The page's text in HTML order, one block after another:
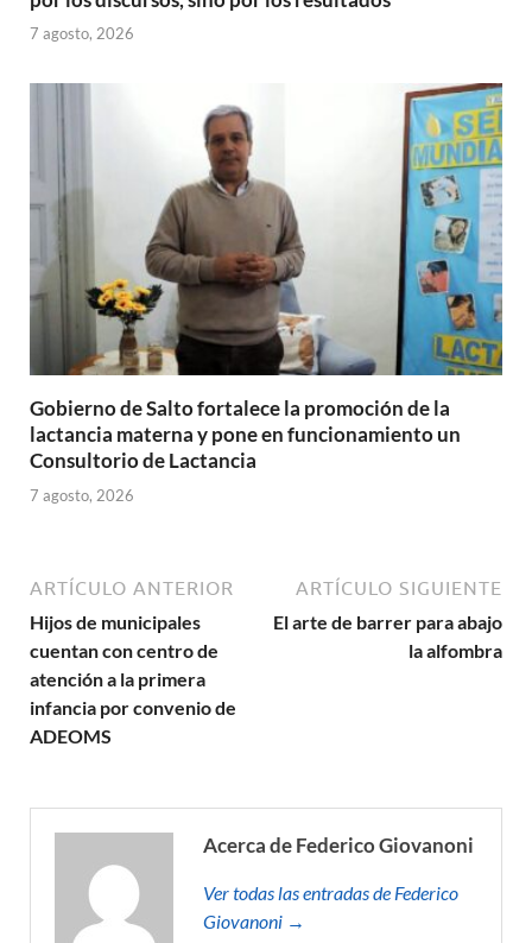
7 agosto, 2026
Gobierno de Salto fortalece la promoción de la
lactancia materna y pone en funcionamiento un
Consultorio de Lactancia
7 agosto, 2026
ARTÍCULO ANTERIOR
Hijos de municipales
cuentan con centro de
atención a la primera
infancia por convenio de
ADEOMS
ARTÍCULO SIGUIENTE
El arte de barrer para abajo
la alfombra
Acerca de Federico Giovanoni
Ver todas las entradas de Federico
Giovanoni →